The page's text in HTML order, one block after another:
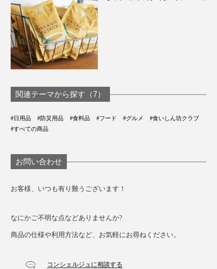
最先端の技術とおいしさへの探究心で、「しあわせいっ
ることはありません。
関連テーマから探す（7）
#日用品 #防災用品 #食料品 #フード #グルメ
#食いしん坊クラブ
#すべての商品
お問い合わせ
お客様、いつも有り難うございます！
なにかご不明な点などありませんか?
商品の仕様や利用方法など、お気軽にお尋ねください。
コンシェルジュに相談する